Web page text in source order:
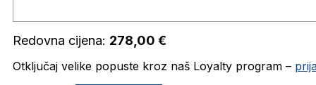
Redovna cijena: 278,00 €
Otključaj velike popuste kroz naš Loyalty program –